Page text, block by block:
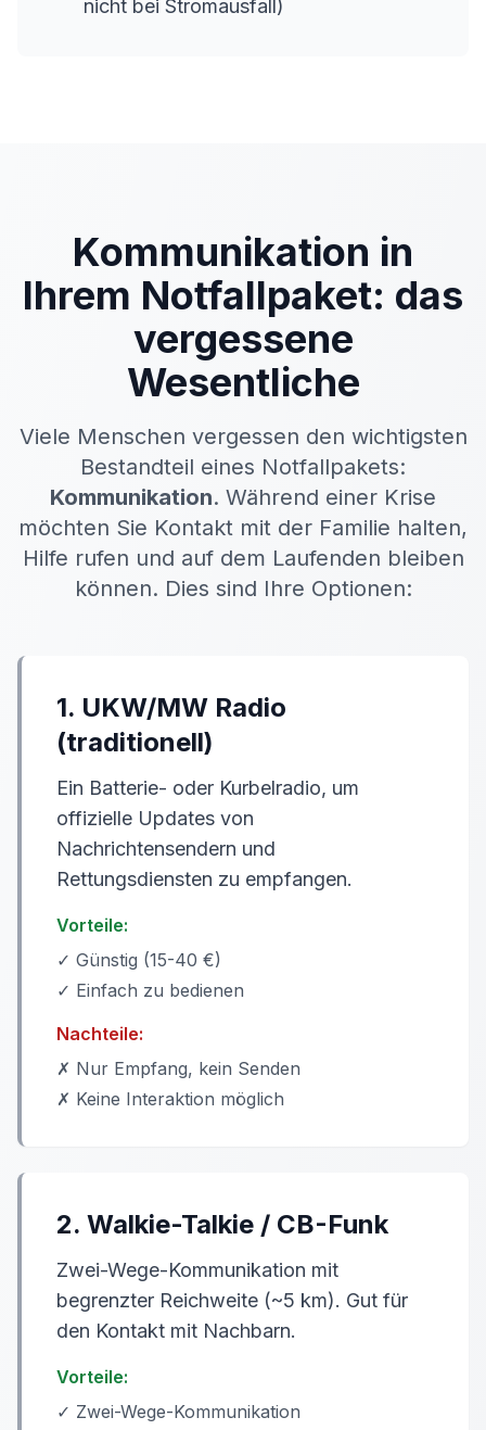
nicht bei Stromausfall)
Kommunikation in
Ihrem Notfallpaket: das
vergessene
Wesentliche
Viele Menschen vergessen den wichtigsten
Bestandteil eines Notfallpakets:
Kommunikation. Während einer Krise
möchten Sie Kontakt mit der Familie halten,
Hilfe rufen und auf dem Laufenden bleiben
können. Dies sind Ihre Optionen:
1. UKW/MW Radio
(traditionell)
Ein Batterie- oder Kurbelradio, um
offizielle Updates von
Nachrichtensendern und
Rettungsdiensten zu empfangen.
Vorteile:
✓ Günstig (15-40 €)
✓ Einfach zu bedienen
Nachteile:
✗ Nur Empfang, kein Senden
✗ Keine Interaktion möglich
2. Walkie-Talkie / CB-Funk
Zwei-Wege-Kommunikation mit
begrenzter Reichweite (~5 km). Gut für
den Kontakt mit Nachbarn.
Vorteile:
✓ Zwei-Wege-Kommunikation